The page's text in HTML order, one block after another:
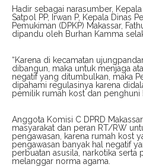
Hadir sebagai narasumber,
Satpol PP, Irwan P, Kepala Dinas
Pemukiman (DPKP) Makassar,
dipandu oleh Burhan Kamma
“Karena di kecamatan
dibangun, maka untuk menjaga
negatif yang ditumbulkan, maka
dipahami regulasinya karena
pemilik rumah kost dan penghuni
Anggota Komisi C DPRD
masyarakat dan peran RT/RW
pengawasan, karena rumah kost
pengawasan banyak hal negatif
perbuatan asusila, narkotika serta
melanggar norma agama.